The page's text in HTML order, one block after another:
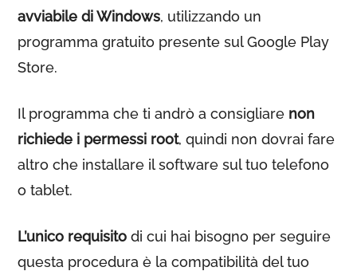
avviabile di Windows, utilizzando un
programma gratuito presente sul Google Play
Store.
Il programma che ti andrò a consigliare non
richiede i permessi root, quindi non dovrai fare
altro che installare il software sul tuo telefono
o tablet.
L’unico requisito di cui hai bisogno per seguire
questa procedura è la compatibilità del tuo